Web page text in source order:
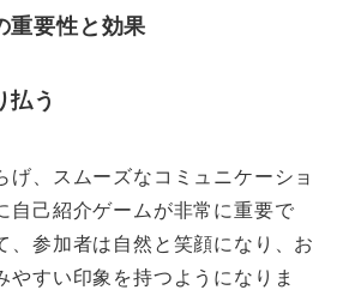
重要性と効果
払う
げ、スムーズなコミュニケーショ
自己紹介ゲームが非常に重要で
、参加者は自然と笑顔になり、お
やすい印象を持つようになりま